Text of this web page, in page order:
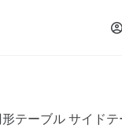
テーブル サイドテ